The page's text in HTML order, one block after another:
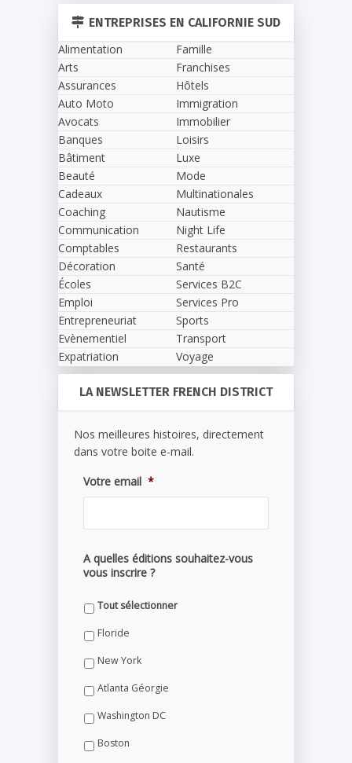
ENTREPRISES EN CALIFORNIE SUD
Alimentation
Arts
Assurances
Auto Moto
Avocats
Banques
Bâtiment
Beauté
Cadeaux
Coaching
Communication
Comptables
Décoration
Écoles
Emploi
Entrepreneuriat
Evènementiel
Expatriation
Famille
Franchises
Hôtels
Immigration
Immobilier
Loisirs
Luxe
Mode
Multinationales
Nautisme
Night Life
Restaurants
Santé
Services B2C
Services Pro
Sports
Transport
Voyage
LA NEWSLETTER FRENCH DISTRICT
Nos meilleures histoires, directement
dans votre boite e-mail.
Votre email *
A quelles éditions souhaitez-vous
vous inscrire ?
Tout sélectionner
Floride
New York
Atlanta Géorgie
Washington DC
Boston